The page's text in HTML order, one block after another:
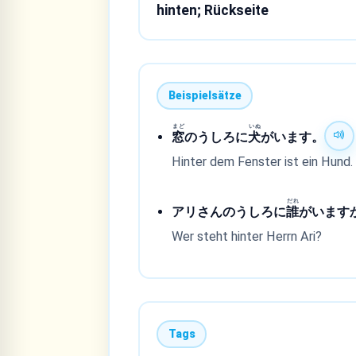
hinten; Rückseite
Beispielsätze
窓
まど
のうしろに犬
いぬ
がいます。
Hinter dem Fenster ist ein Hund.
アリさんのうしろに誰
だれ
がいます
Wer steht hinter Herrn Ari?
Tags